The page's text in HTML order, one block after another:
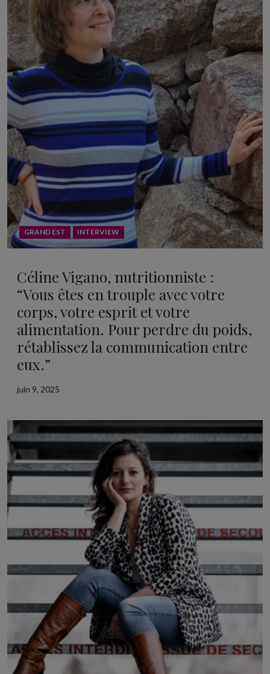
GRAND EST INTERVIEW
Céline Vigano, nutritionniste :
“Vous êtes en trouple avec votre
corps, votre esprit et votre
alimentation. Pour perdre du poids,
rétablissez la communication entre
eux.”
juin 9, 2025